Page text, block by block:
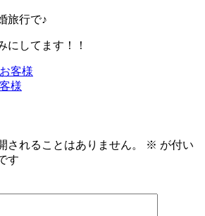
旅行で♪
にしてます！！
客様
様
されることはありません。 ※ が付い
す